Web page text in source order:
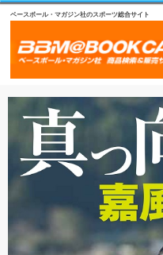
ベースボール・マガジン社のスポーツ総合サイト